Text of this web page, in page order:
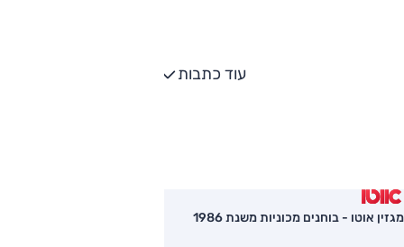
עוד כתבות
מגזין אוטו - בוחנים מכוניות משנת 1986